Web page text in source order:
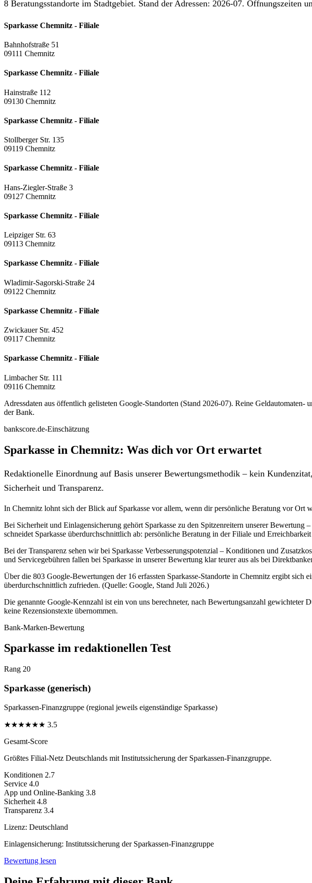
8 Beratungsstandorte im Stadtgebiet. Stand der Adressen: 2026-07. Öffnungszeiten
Sparkasse Chemnitz - Filiale
Bahnhofstraße 51
09111 Chemnitz
Sparkasse Chemnitz - Filiale
Hainstraße 112
09130 Chemnitz
Sparkasse Chemnitz - Filiale
Stollberger Str. 135
09119 Chemnitz
Sparkasse Chemnitz - Filiale
Hans-Ziegler-Straße 3
09127 Chemnitz
Sparkasse Chemnitz - Filiale
Leipziger Str. 63
09113 Chemnitz
Sparkasse Chemnitz - Filiale
Wladimir-Sagorski-Straße 24
09122 Chemnitz
Sparkasse Chemnitz - Filiale
Zwickauer Str. 452
09117 Chemnitz
Sparkasse Chemnitz - Filiale
Limbacher Str. 111
09116 Chemnitz
Adressdaten aus öffentlich gelisteten Google-Standorten (Stand 2026-07). Reine
der Bank.
bankscore.de-Einschätzung
Sparkasse in Chemnitz: Was dich vor Ort erwartet
Redaktionelle Einordnung auf Basis unserer Bewertungsmethodik – kein
Sicherheit und Transparenz.
In Chemnitz lohnt sich der Blick auf Sparkasse vor allem, wenn dir persönliche Beratung vor Ort
Bei Sicherheit und Einlagensicherung gehört Sparkasse zu den Spitzenreitern unserer
schneidet Sparkasse überdurchschnittlich ab: persönliche Beratung in der Filiale und
Bei der Transparenz sehen wir bei Sparkasse Verbesserungspotenzial – Konditionen und
und Servicegebühren fallen bei Sparkasse in unserer Bewertung klar teurer aus als bei
Über die 803 Google-Bewertungen der 16 erfassten Sparkasse-Standorte in Chemnitz ergibt
überdurchschnittlich zufrieden. (Quelle: Google, Stand Juli 2026.)
Die genannte Google-Kennzahl ist ein von uns berechneter, nach Bewertungsanzahl
keine Rezensionstexte übernommen.
Bank-Marken-Bewertung
Sparkasse im redaktionellen Test
Rang 20
Sparkasse (generisch)
Sparkassen-Finanzgruppe (regional jeweils eigenständige Sparkasse)
★★★★★★ 3.5
Gesamt-Score
Größtes Filial-Netz Deutschlands mit Institutssicherung der Sparkassen-Finanzgruppe.
Konditionen 2.7
Service 4.0
App und Online-Banking 3.8
Sicherheit 4.8
Transparenz 3.4
Lizenz: Deutschland
Einlagensicherung: Institutssicherung der Sparkassen-Finanzgruppe
Bewertung lesen